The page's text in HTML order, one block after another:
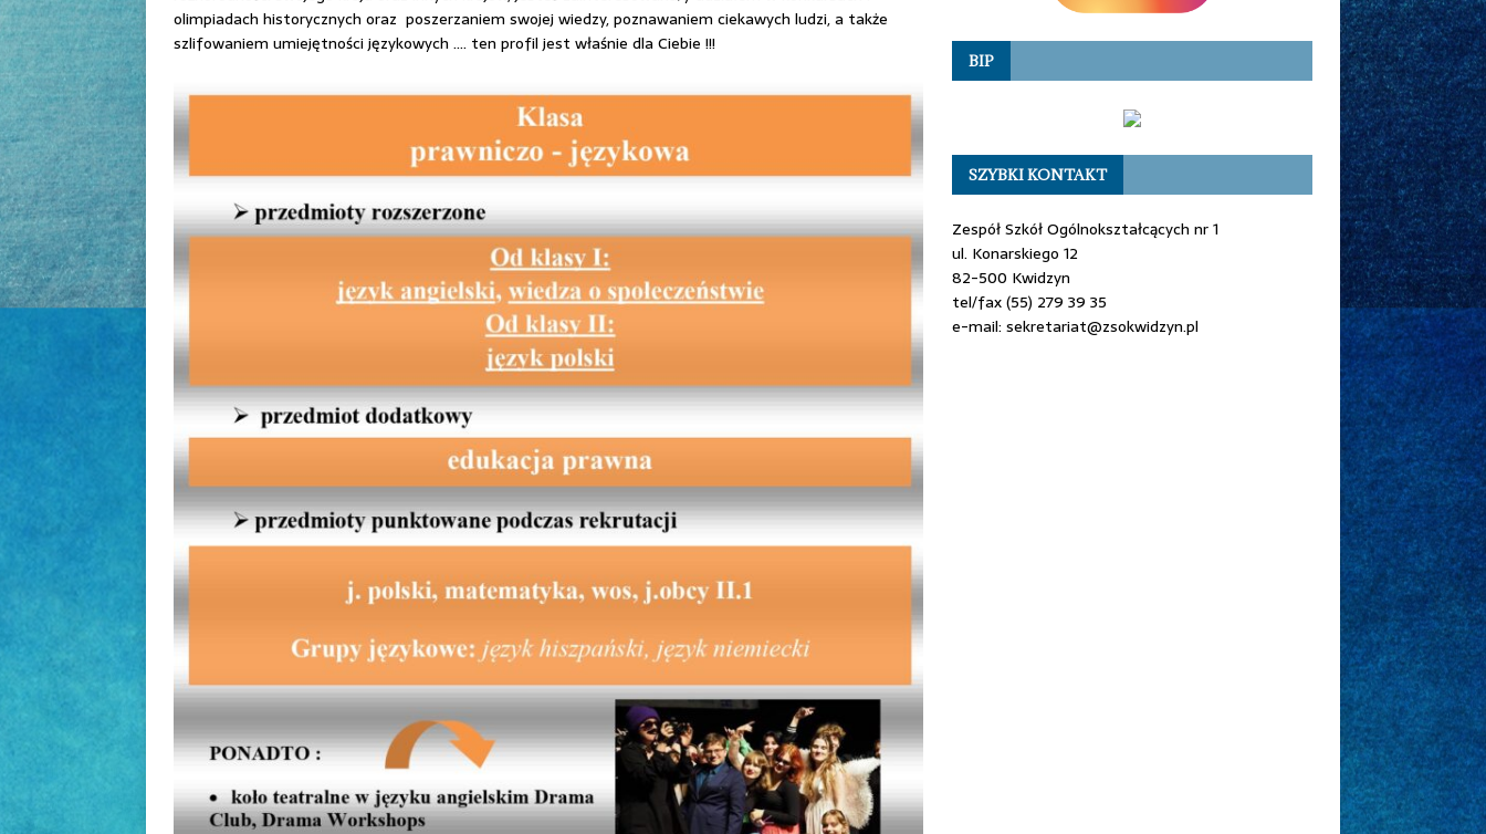
olimpiadach historycznych oraz poszerzaniem swojej wiedzy, poznawaniem ciekawych ludzi, a także
szlifowaniem umiejętności językowych …. ten profil jest właśnie dla Ciebie !!!
BIP
SZYBKI KONTAKT
Zespół Szkół Ogólnokształcących nr 1
ul. Konarskiego 12
82-500 Kwidzyn
tel/fax (55) 279 39 35
e-mail: sekretariat@zsokwidzyn.pl